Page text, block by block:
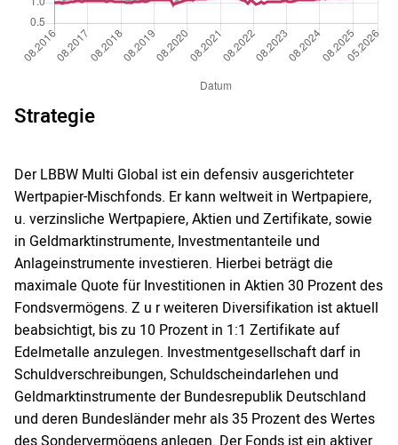
Strategie
Der LBBW Multi Global ist ein defensiv ausgerichteter
Wertpapier-Mischfonds. Er kann weltweit in Wertpapiere,
u. verzinsliche Wertpapiere, Aktien und Zertifikate, sowie
in Geldmarktinstrumente, Investmentanteile und
Anlageinstrumente investieren. Hierbei beträgt die
maximale Quote für Investitionen in Aktien 30 Prozent des
Fondsvermögens. Z u r weiteren Diversifikation ist aktuell
beabsichtigt, bis zu 10 Prozent in 1:1 Zertifikate auf
Edelmetalle anzulegen. Investmentgesellschaft darf in
Schuldverschreibungen, Schuldscheindarlehen und
Geldmarktinstrumente der Bundesrepublik Deutschland
und deren Bundesländer mehr als 35 Prozent des Wertes